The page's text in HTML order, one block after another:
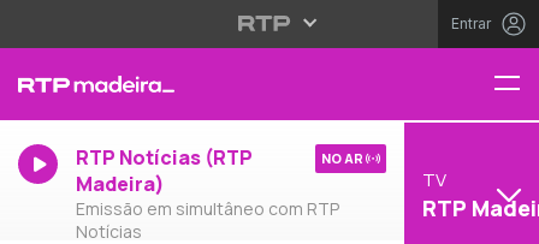
Entrar
RTP Notícias (RTP
Madeira)
Emissão em simultâneo com RTP
Notícias
NO AR
TV
RTP